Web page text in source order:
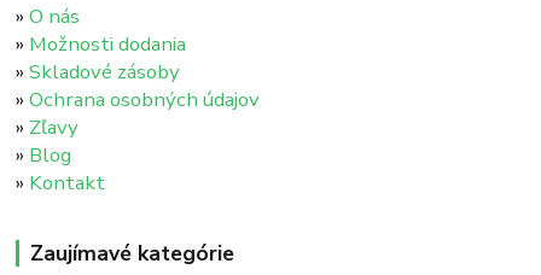
»O nás
» Možnosti dodania
»Skladové zásoby
»Ochrana osobných údajov
» Zľavy
» Blog
» Kontakt
Zaujímavé kategórie